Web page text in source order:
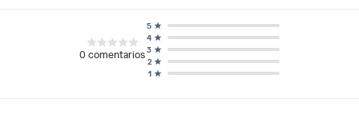
0comentarios
1
2
3
4
5